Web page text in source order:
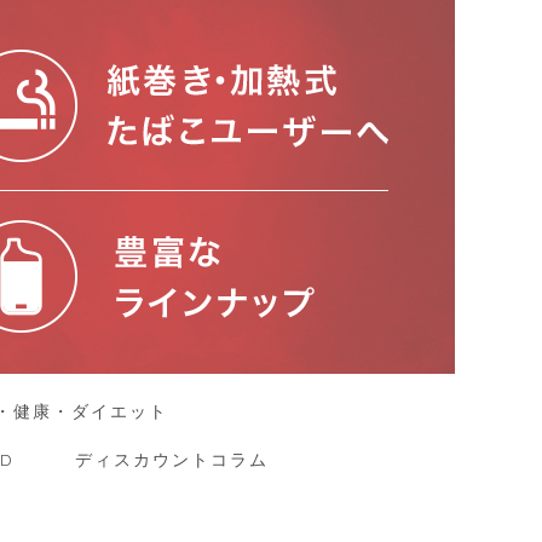
健康・ダイエット
ディスカウントコラム